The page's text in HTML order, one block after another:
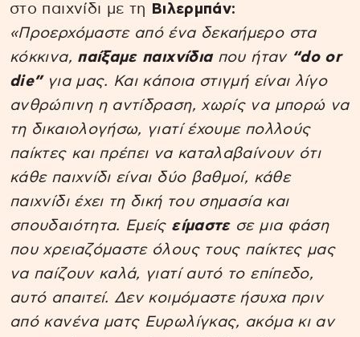
στο παιχνίδι με τη
Βιλερμπάν:
«Προερχόμαστε από ένα δεκαήμερο στα
κόκκινα, παίξαμε παιχνίδιαπου ήταν “do or
die”για μας. Και κάποια στιγμή είναι λίγο
ανθρώπινη η αντίδραση, χωρίς να μπορώ να
τη δικαιολογήσω, γιατί έχουμε πολλούς
παίκτες και πρέπει να καταλαβαίνουν ότι
κάθε παιχνίδι είναι δύο βαθμοί, κάθε
παιχνίδι έχει τη δική του σημασία και
σπουδαιότητα. Εμείς είμαστεσε μια φάση
που χρειαζόμαστε όλους τους παίκτες μας
να παίζουν καλά, γιατί αυτό το επίπεδο,
αυτό απαιτεί. Δεν κοιμόμαστε ήσυχα πριν
από κανένα ματς Ευρωλίγκας, ακόμα κι αν